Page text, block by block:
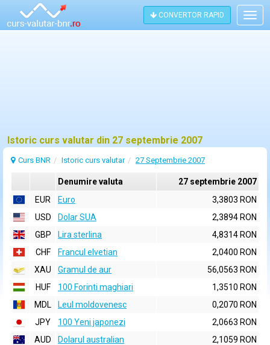
CONVERTOR RAPID
Istoric curs valutar din 27 septembrie 2007
Curs BNR Istoric curs valutar 27 Septembrie 2007
Denumire valuta
27 septembrie 2007
EUR
Euro
3,3803 RON
USD
Dolar SUA
2,3894 RON
GBP
Lira sterlina
4,8314 RON
CHF
Francul elvetian
2,0400 RON
XAU
Gramul de aur
56,0563 RON
HUF
100 Forinti maghiari
1,3510 RON
MDL
Leul moldovenesc
0,2070 RON
JPY
100 Yeni japonezi
2,0663 RON
AUD
Dolarul australian
2,1059 RON